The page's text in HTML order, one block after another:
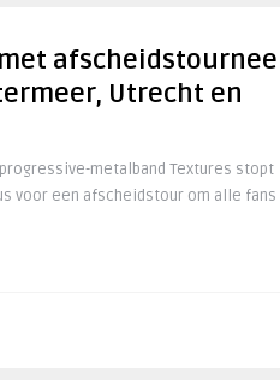
afscheidstournee
Utrecht en
metalband Textures stopt
voor een afscheidstour om alle fans